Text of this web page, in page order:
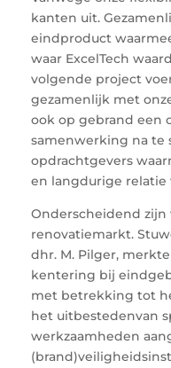
kanten uit.
eindproduct
waar ExcelTech
volgende project
gezamenlijk met
ook op gebrand een
samenwerking na te
opdrachtgevers
en langdurige
Onderscheidend
renovatiemarkt.
dhr. M. Pilger,
kentering bij
met betrekking tot
het uitbestedenvan
werkzaamheden